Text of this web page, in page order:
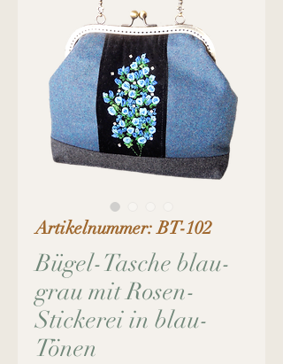
Artikelnummer: BT-102
Bügel-Tasche blau-
grau mit Rosen-
Stickerei in blau-
Tönen